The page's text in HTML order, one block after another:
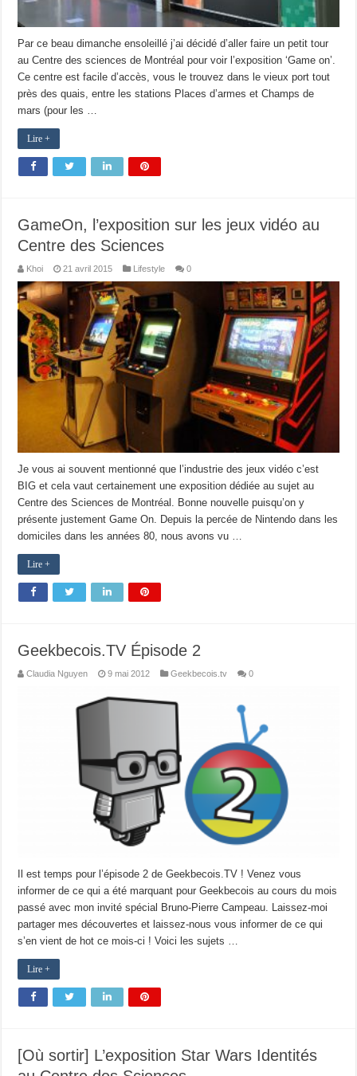
Par ce beau dimanche ensoleillé j’ai décidé d’aller faire un petit tour
au Centre des sciences de Montréal pour voir l’exposition ‘Game on’.
Ce centre est facile d’accès, vous le trouvez dans le vieux port tout
près des quais, entre les stations Places d’armes et Champs de
mars (pour les …
Lire +
GameOn, l’exposition sur les jeux vidéo au
Centre des Sciences
Khoi 21 avril 2015 Lifestyle 0
Je vous ai souvent mentionné que l’industrie des jeux vidéo c’est
BIG et cela vaut certainement une exposition dédiée au sujet au
Centre des Sciences de Montréal. Bonne nouvelle puisqu’on y
présente justement Game On. Depuis la percée de Nintendo dans les
domiciles dans les années 80, nous avons vu …
Lire +
Geekbecois.TV Épisode 2
Claudia Nguyen 9 mai 2012 Geekbecois.tv 0
Il est temps pour l’épisode 2 de Geekbecois.TV ! Venez vous
informer de ce qui a été marquant pour Geekbecois au cours du mois
passé avec mon invité spécial Bruno-Pierre Campeau. Laissez-moi
partager mes découvertes et laissez-nous vous informer de ce qui
s’en vient de hot ce mois-ci ! Voici les sujets …
Lire +
[Où sortir] L’exposition Star Wars Identités